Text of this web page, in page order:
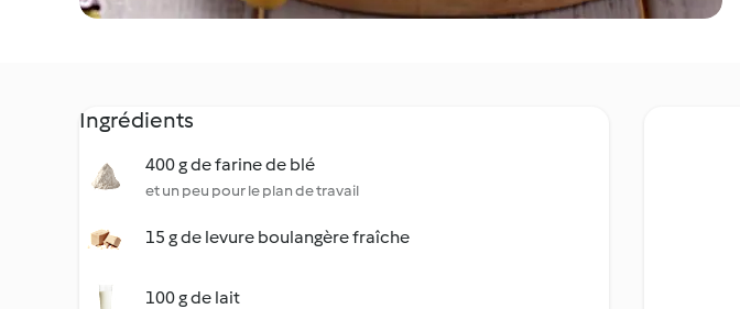
Ingrédients
400 g de farine de blé
et un peu pour le plan de travail
15 g de levure boulangère fraîche
100 g de lait